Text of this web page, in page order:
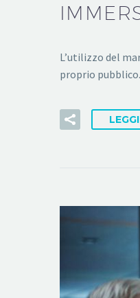
L’utilizzo del
proprio